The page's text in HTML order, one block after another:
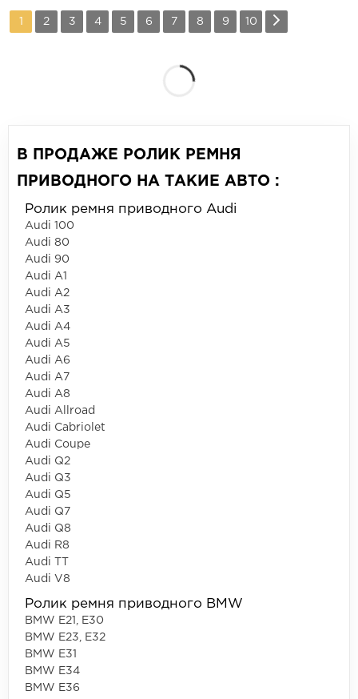
1 2 3 4 5 6 7 8 9 10
В ПРОДАЖЕ РОЛИК РЕМНЯ
ПРИВОДНОГО НА ТАКИЕ АВТО :
Ролик ремня приводного Audi
Audi 100
Audi 80
Audi 90
Audi A1
Audi A2
Audi A3
Audi A4
Audi A5
Audi A6
Audi A7
Audi A8
Audi Allroad
Audi Cabriolet
Audi Coupe
Audi Q2
Audi Q3
Audi Q5
Audi Q7
Audi Q8
Audi R8
Audi TT
Audi V8
Ролик ремня приводного BMW
BMW E21, E30
BMW E23, E32
BMW E31
BMW E34
BMW E36